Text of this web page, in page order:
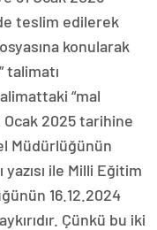
teslim edilerek
konularak
talimatı
“mal
Ocak 2025 tarihine
Müdürlüğünün
yazısı ile Milli Eğitim
16.12.2024
Çünkü bu iki